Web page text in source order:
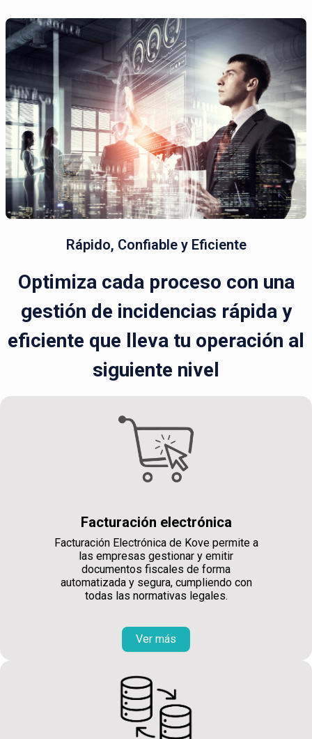
Rápido, Confiable y Eficiente
Optimiza cada proceso con una
gestión de incidencias rápida y
eficiente que lleva tu operación al
siguiente nivel
Facturación electrónica
Facturación Electrónica de Kove permite a
las empresas gestionar y emitir
documentos fiscales de forma
automatizada y segura, cumpliendo con
todas las normativas legales.
Ver más